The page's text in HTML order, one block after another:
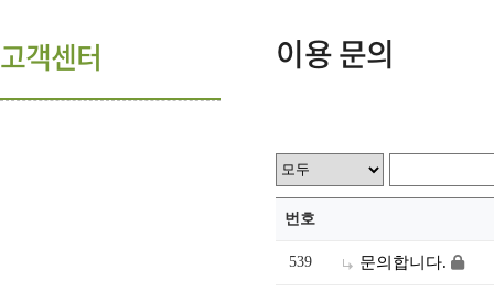
이용 문의
번호
539 문의합니다.
고객센터